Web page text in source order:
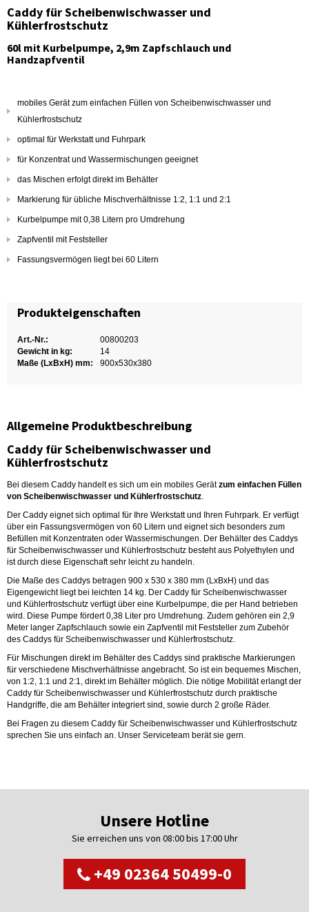
Caddy für Scheibenwischwasser und
Kühlerfrostschutz
60l mit Kurbelpumpe, 2,9m Zapfschlauch und
Handzapfventil
mobiles Gerät zum einfachen Füllen von Scheibenwischwasser und
Kühlerfrostschutz
optimal für Werkstatt und Fuhrpark
für Konzentrat und Wassermischungen geeignet
das Mischen erfolgt direkt im Behälter
Markierung für übliche Mischverhältnisse 1:2, 1:1 und 2:1
Kurbelpumpe mit 0,38 Litern pro Umdrehung
Zapfventil mit Feststeller
Fassungsvermögen liegt bei 60 Litern
Produkteigenschaften
Art.-Nr.:
00800203
Gewicht in kg:
14
Maße (LxBxH) mm:
900x530x380
Allgemeine Produktbeschreibung
Caddy für Scheibenwischwasser und
Kühlerfrostschutz
Bei diesem Caddy handelt es sich um ein mobiles Gerätzum einfachen Füllen
von Scheibenwischwasser und Kühlerfrostschutz.
Der Caddy eignet sich optimal für Ihre Werkstatt und Ihren Fuhrpark. Er verfügt
über ein Fassungsvermögen von 60 Litern und eignet sich besonders zum
Befüllen mit Konzentraten oder Wassermischungen. Der Behälter des Caddys
für Scheibenwischwasser und Kühlerfrostschutz besteht aus Polyethylen und
ist durch diese Eigenschaft sehr leicht zu handeln.
Die Maße des Caddys betragen 900 x 530 x 380 mm (LxBxH) und das
Eigengewicht liegt bei leichten 14 kg. Der Caddy für Scheibenwischwasser
und Kühlerfrostschutz verfügt über eine Kurbelpumpe, die per Hand betrieben
wird. Diese Pumpe fördert 0,38 Liter pro Umdrehung. Zudem gehören ein 2,9
Meter langer Zapfschlauch sowie ein Zapfventil mit Feststeller zum Zubehör
des Caddys für Scheibenwischwasser und Kühlerfrostschutz.
Für Mischungen direkt im Behälter des Caddys sind praktische Markierungen
für verschiedene Mischverhältnisse angebracht. So ist ein bequemes Mischen,
von 1:2, 1:1 und 2:1, direkt im Behälter möglich. Die nötige Mobilität erlangt der
Caddy für Scheibenwischwasser und Kühlerfrostschutz durch praktische
Handgriffe, die am Behälter integriert sind, sowie durch 2 große Räder.
Bei Fragen zu diesem Caddy für Scheibenwischwasser und Kühlerfrostschutz
sprechen Sie uns einfach an. Unser Serviceteam berät sie gern.
Unsere Hotline
Sie erreichen uns von 08:00 bis 17:00 Uhr
+49 02364 50499-0